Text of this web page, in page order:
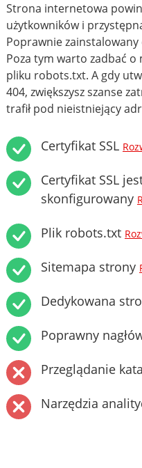
Strona internetowa
użytkowników i
Poprawnie
Poza tym warto zadbać
pliku robots.txt. A gdy
404, zwiększysz szanse
trafił pod nieistniejący
Certyfikat SSL
Certyfikat SSL
skonfigurowany
Plik robots.txt
Sitemapa strony
Dedykowana
Poprawny
Przeglądanie
Narzędzia